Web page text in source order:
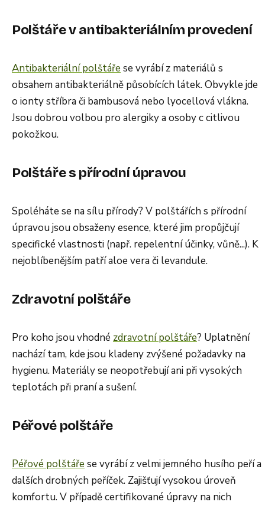
Polštáře v antibakteriálním provedení
Antibakteriální polštáře se vyrábí z materiálů s
obsahem antibakteriálně působících látek. Obvykle jde
o ionty stříbra či bambusová nebo lyocellová vlákna.
Jsou dobrou volbou pro alergiky a osoby c citlivou
pokožkou.
Polštáře s přírodní úpravou
Spoléháte se na sílu přírody? V polštářích s přírodní
úpravou jsou obsaženy esence, které jim propůjčují
specifické vlastnosti (např. repelentní účinky, vůně...). K
nejoblíbenějším patří aloe vera či levandule.
Zdravotní polštáře
Pro koho jsou vhodné zdravotní polštáře? Uplatnění
nachází tam, kde jsou kladeny zvýšené požadavky na
hygienu. Materiály se neopotřebují ani při vysokých
teplotách při praní a sušení.
Péřové polštáře
Péřové polštáře se vyrábí z velmi jemného husího peří a
dalších drobných peříček. Zajišťují vysokou úroveň
komfortu. V případě certifikované úpravy na nich